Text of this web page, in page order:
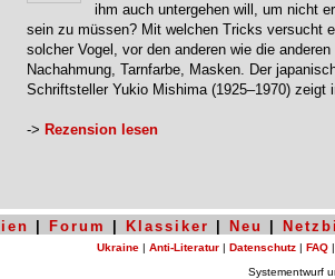
ihm auch untergehen will, um nicht
sein zu müssen? Mit welchen Tricks versucht
solcher Vogel, vor den anderen wie die
Nachahmung, Tarnfarbe, Masken. Der
Schriftsteller Yukio Mishima (1925–1970) zeigt
-> Rezension lesen
Forum Klassiker Neu
Ukraine | Anti-Literatur | Datenschutz | FAQ
Systementwurf